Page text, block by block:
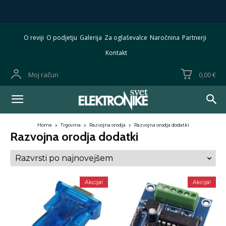
O reviji O podjetju Galerija Za oglaševalce Naročnina Partnerji
Kontakt
Moj račun 0,00 €
Home Trgovina Razvojna orodja Razvojna orodja dodatki
Razvojna orodja dodatki
Akcija! Akcija!